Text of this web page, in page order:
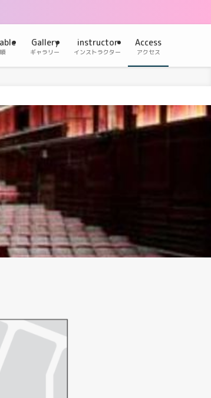
Gallery
ギャラリー
instructor
インストラクター
Access
アクセス